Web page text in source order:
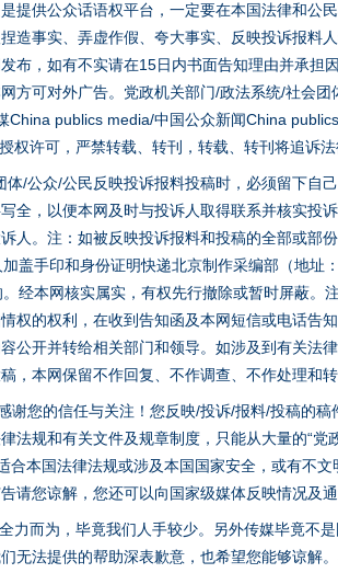
提供公众话语权平台，一定要在本国法律和公
造事实、弄虚作假、夸大事实、反映投诉报料
布，如有不实请在15日内书面告知理由并承担
方可对外广告。党政机关部门/政法系统/社会
China publics media/中国公众新闻China
许可，严禁转载、转刊，转载、转刊将追诉法
/公众/公民反映投诉报料投稿时，必须留下自
全，以便本网及时与投诉人取得联系并核实投
人。注：如被反映投诉报料和投稿的全部或部
盖手印和身份证明快递北京制作采编部（地址
经本网核实属实，有权先行撤除或暂时屏蔽。
权的权利，在收到告知函及本网短信或电话告
公开并转给相关部门和领导。如涉及到有关法
，本网保留不作回复、不作调查、不作处理和转
谢您的信任与关注！您反映/投诉/报料/投稿的
法规和有关文件及规章制度，只能从大量的“
合本国法律法规或涉及本国国家安全，或有不
请您谅解，您还可以向国家级媒体反映情况及
力而为，毕竟我们人手较少。另外传媒毕竟不
无法提供的帮助深表歉意，也希望您能够谅解